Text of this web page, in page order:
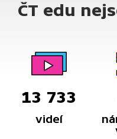
ČT edu
13 733
videí